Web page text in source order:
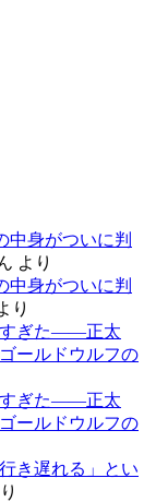
中身がついに判
より
中身がついに判
り
すぎた——正太
ールドウルフの
すぎた——正太
ールドウルフの
き遅れる」とい